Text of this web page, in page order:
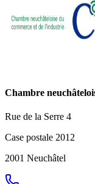
Chambre
Rue de la Serre 4
Case postale 2012
2001 Neuchâtel